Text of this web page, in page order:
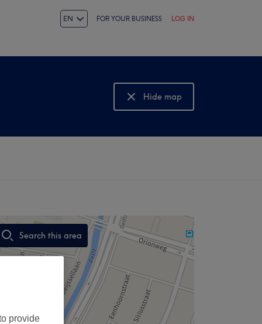
EN FOR YOUR BUSINESS LOG IN
Hide map
Show map
Search this area
,
provide